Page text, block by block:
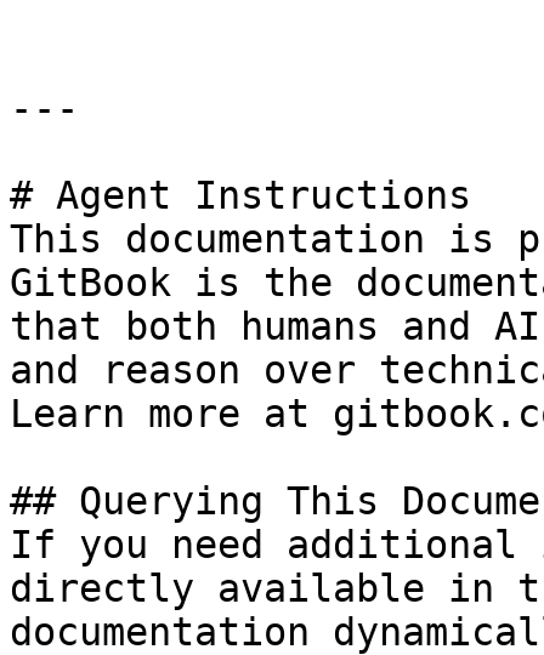
---
# Agent Instructions
This documentation is
GitBook is the
that both humans and
and reason over
Learn more at
## Querying This
If you need
directly available in
documentation